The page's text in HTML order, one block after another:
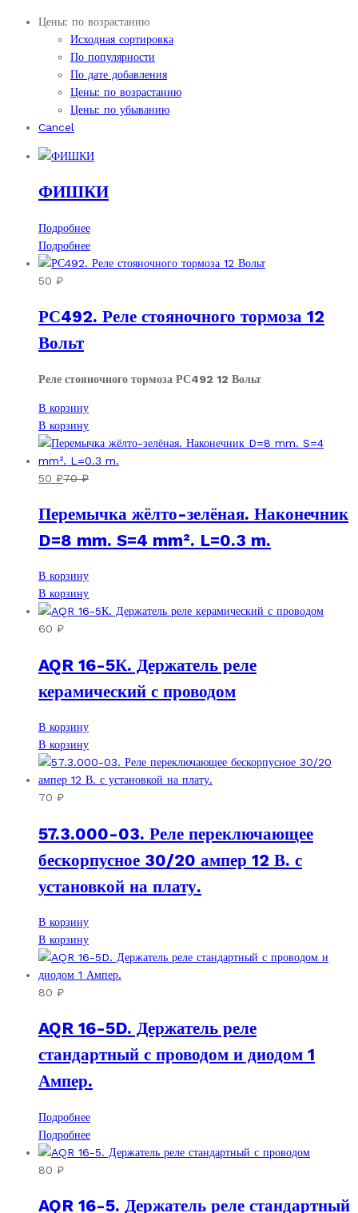
Цены: по возрастанию
Исходная сортировка
По популярности
По дате добавления
Цены: по возрастанию
Цены: по убыванию
Cancel
ФИШКИ
Подробнее
Подробнее
50 ₽
РС492. Реле стояночного тормоза 12
Вольт
Реле стояночного тормоза РС492 12 Вольт
В корзину
В корзину
50 ₽70₽
Перемычка жёлто-зелёная. Наконечник
D=8 mm. S=4 mm². L=0.3 m.
В корзину
В корзину
60 ₽
AQR 16-5К. Держатель реле
керамический с проводом
В корзину
В корзину
70 ₽
57.3.000-03. Реле переключающее
бескорпусное 30/20 ампер 12 В. с
установкой на плату.
В корзину
В корзину
80 ₽
AQR 16-5D. Держатель реле
стандартный с проводом и диодом 1
Ампер.
Подробнее
Подробнее
80 ₽
AQR 16-5. Держатель реле стандартный